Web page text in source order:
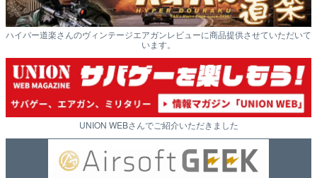
ハイパー道楽さんのヴィンテージエアガンレビューに商品提供させていただいて
います。
UNION WEBさんでご紹介いただきました